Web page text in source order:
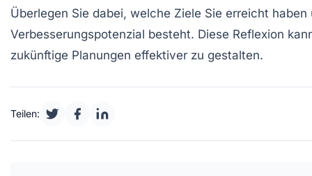
Überlegen Sie dabei, welche Ziele Sie erreicht
Verbesserungspotenzial besteht. Diese Reflexion
zukünftige Planungen effektiver zu gestalten.
Teilen: